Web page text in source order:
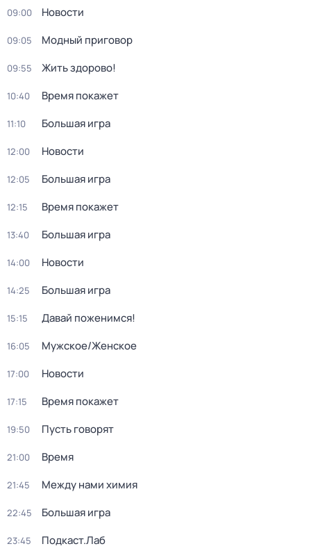
09:00 Новости
09:05 Модный приговор
09:55 Жить здорово!
10:40 Время покажет
11:10 Большая игра
12:00 Новости
12:05 Большая игра
12:15 Время покажет
13:40 Большая игра
14:00 Новости
14:25 Большая игра
15:15 Давай поженимся!
16:05 Мужское/Женское
17:00 Новости
17:15 Время покажет
19:50 Пусть говорят
21:00 Время
21:45 Между нами химия
22:45 Большая игра
23:45 Подкаст.Лаб